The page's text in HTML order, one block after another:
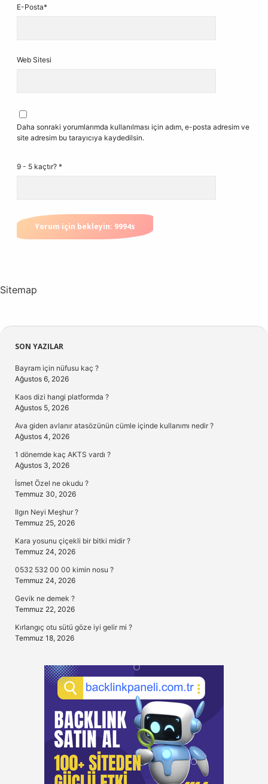
E-Posta*
Web Sitesi
Daha sonraki yorumlarımda kullanılması için adım, e-posta adresim ve
site adresim bu tarayıcıya kaydedilsin.
9 - 5 kaçtır? *
Sitemap
Sidebar
SON YAZILAR
Bayram için nüfusu kaç ?
Ağustos 6, 2026
Kaos dizi hangi platformda ?
Ağustos 5, 2026
Ava giden avlanır atasözünün cümle içinde kullanımı nedir ?
Ağustos 4, 2026
1 dönemde kaç AKTS vardı ?
Ağustos 3, 2026
İsmet Özel ne okudu ?
Temmuz 30, 2026
Ilgın Neyi Meşhur ?
Temmuz 25, 2026
Kara yosunu çiçekli bir bitki midir ?
Temmuz 24, 2026
0532 532 00 00 kimin nosu ?
Temmuz 24, 2026
Gevik ne demek ?
Temmuz 22, 2026
Kırlangıç otu sütü göze iyi gelir mi ?
Temmuz 18, 2026